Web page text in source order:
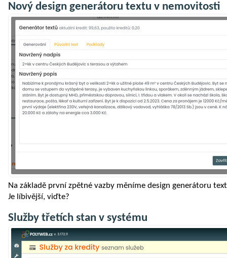
Nový design generátoru textu v nemovitosti
Na základě první zpětné vazby měníme design generátoru
Je líbivější, viďte?
Služby třetích stan v systému